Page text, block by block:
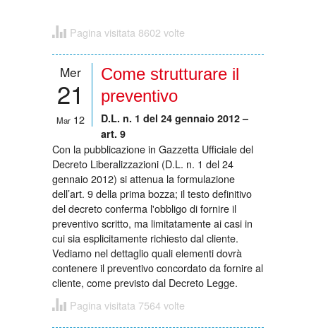
Pagina visitata 8602 volte
Mer
21
Mar 12
Come strutturare il
preventivo
D.L. n. 1 del 24 gennaio 2012 –
art. 9
Con la pubblicazione in Gazzetta Ufficiale del
Decreto Liberalizzazioni (D.L. n. 1 del 24
gennaio 2012) si attenua la formulazione
dell’art. 9 della prima bozza; il testo definitivo
del decreto conferma l'obbligo di fornire il
preventivo scritto, ma limitatamente ai casi in
cui sia esplicitamente richiesto dal cliente.
Vediamo nel dettaglio quali elementi dovrà
contenere il preventivo concordato da fornire al
cliente, come previsto dal Decreto Legge.
Pagina visitata 7564 volte